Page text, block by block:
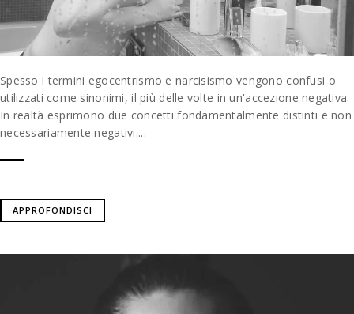
Spesso i termini egocentrismo e narcisismo vengono confusi o
utilizzati come sinonimi, il più delle volte in un'accezione negativa.
In realtà esprimono due concetti fondamentalmente distinti e non
necessariamente negativi....
APPROFONDISCI